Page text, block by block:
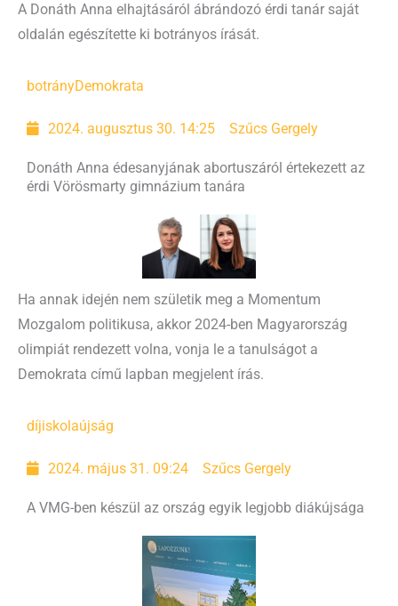
A Donáth Anna elhajtásáról ábrándozó érdi tanár saját
oldalán egészítette ki botrányos írását.
botrányDemokrata
2024. augusztus 30. 14:25 Szűcs Gergely
Donáth Anna édesanyjának abortuszáról értekezett az
érdi Vörösmarty gimnázium tanára
Ha annak idején nem születik meg a Momentum
Mozgalom politikusa, akkor 2024-ben Magyarország
olimpiát rendezett volna, vonja le a tanulságot a
Demokrata című lapban megjelent írás.
díjiskolaújság
2024. május 31. 09:24 Szűcs Gergely
A VMG-ben készül az ország egyik legjobb diákújsága